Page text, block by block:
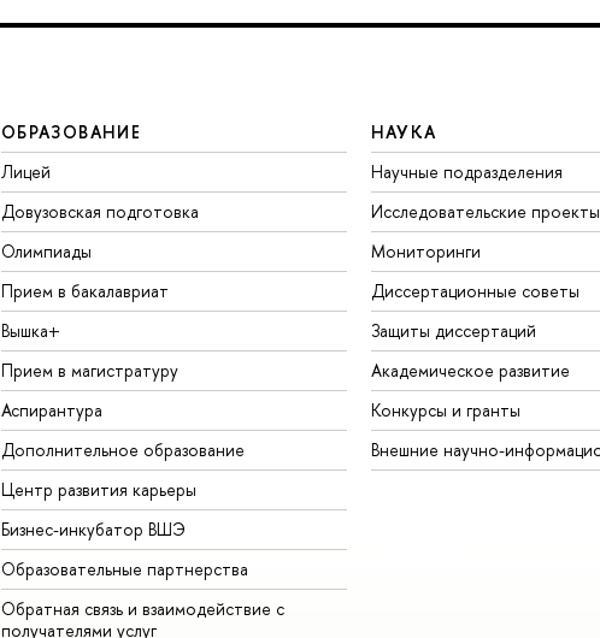
ОБРАЗОВАНИЕ
Лицей
Довузовская подготовка
Олимпиады
Прием в бакалавриат
Вышка+
Прием в магистратуру
Аспирантура
Дополнительное образование
Центр развития карьеры
Бизнес-инкубатор ВШЭ
Образовательные партнерства
Обратная связь и взаимодействие с
получателями услуг
НАУКА
Научные подразделения
Исследовательские проекты
Мониторинги
Диссертационные советы
Защиты диссертаций
Академическое развитие
Конкурсы и гранты
Внешние научно-